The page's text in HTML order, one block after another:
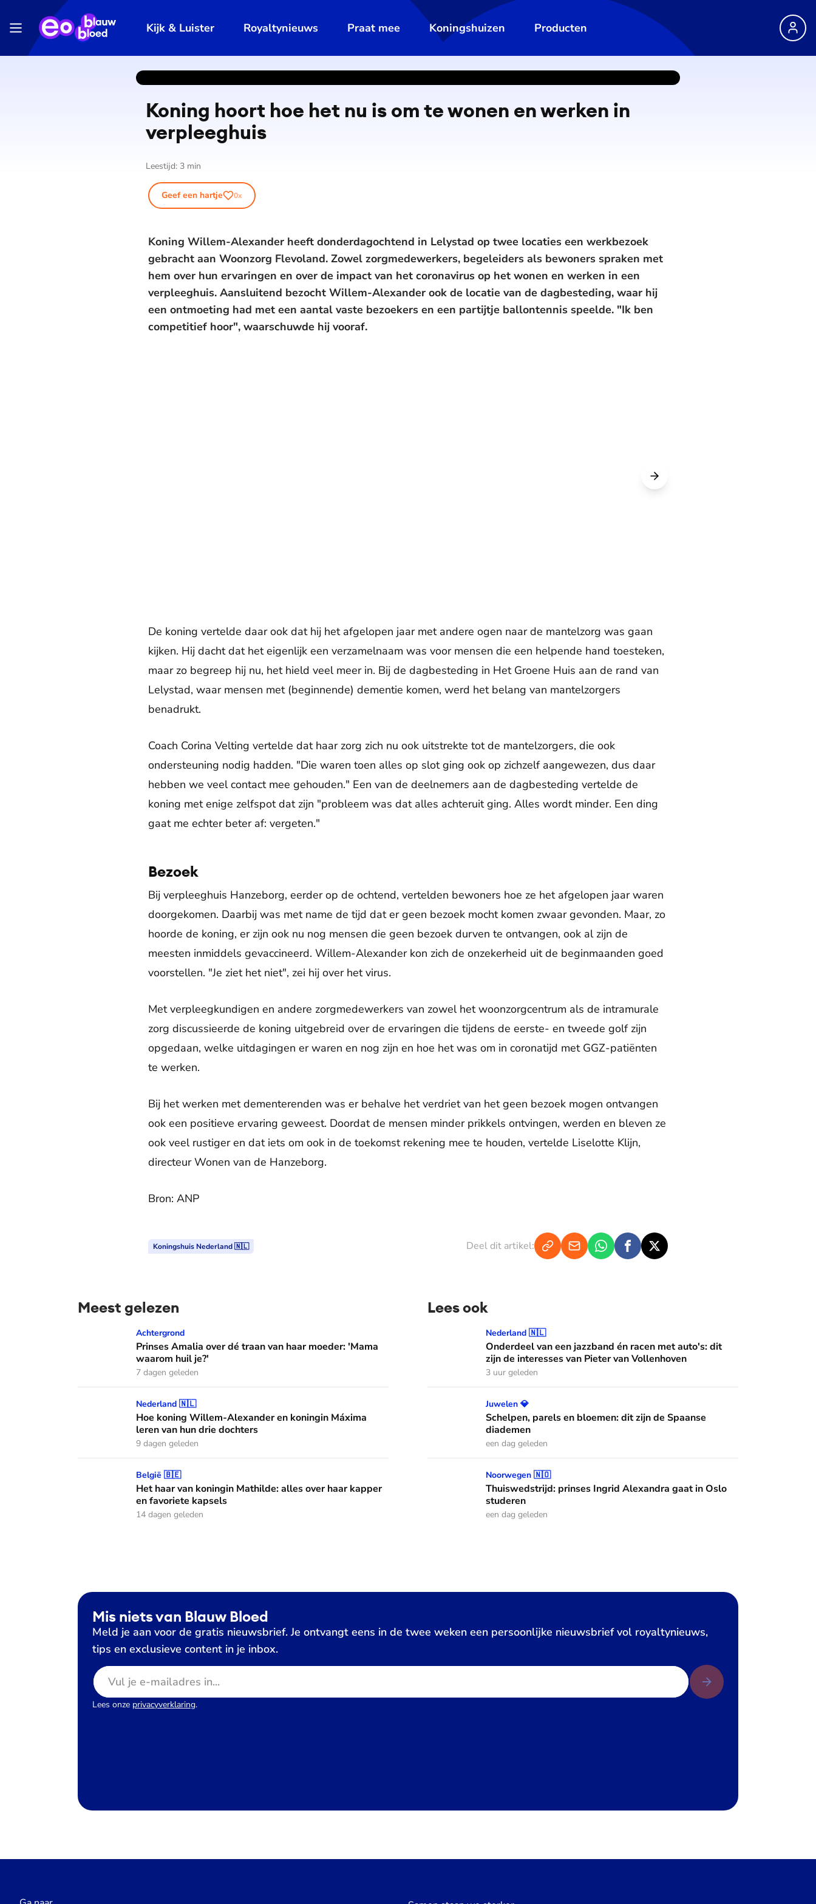
Kijk & Luister Royaltynieuws Praat mee Koningshuizen Producten
Koning hoort hoe het nu is om te wonen en werken in
verpleeghuis
Leestijd: 3 min
Geef een hartje 0x
Koning Willem-Alexander heeft donderdagochtend in Lelystad op twee locaties een werkbezoek
gebracht aan Woonzorg Flevoland. Zowel zorgmedewerkers, begeleiders als bewoners spraken met
hem over hun ervaringen en over de impact van het coronavirus op het wonen en werken in een
verpleeghuis. Aansluitend bezocht Willem-Alexander ook de locatie van de dagbesteding, waar hij
een ontmoeting had met een aantal vaste bezoekers en een partijtje ballontennis speelde. "Ik ben
competitief hoor", waarschuwde hij vooraf.
De koning vertelde daar ook dat hij het afgelopen jaar met andere ogen naar de mantelzorg was gaan
kijken. Hij dacht dat het eigenlijk een verzamelnaam was voor mensen die een helpende hand toesteken,
maar zo begreep hij nu, het hield veel meer in. Bij de dagbesteding in Het Groene Huis aan de rand van
Lelystad, waar mensen met (beginnende) dementie komen, werd het belang van mantelzorgers
benadrukt.
Coach Corina Velting vertelde dat haar zorg zich nu ook uitstrekte tot de mantelzorgers, die ook
ondersteuning nodig hadden. "Die waren toen alles op slot ging ook op zichzelf aangewezen, dus daar
hebben we veel contact mee gehouden." Een van de deelnemers aan de dagbesteding vertelde de
koning met enige zelfspot dat zijn "probleem was dat alles achteruit ging. Alles wordt minder. Een ding
gaat me echter beter af: vergeten."
Bezoek
Bij verpleeghuis Hanzeborg, eerder op de ochtend, vertelden bewoners hoe ze het afgelopen jaar waren
doorgekomen. Daarbij was met name de tijd dat er geen bezoek mocht komen zwaar gevonden. Maar, zo
hoorde de koning, er zijn ook nu nog mensen die geen bezoek durven te ontvangen, ook al zijn de
meesten inmiddels gevaccineerd. Willem-Alexander kon zich de onzekerheid uit de beginmaanden goed
voorstellen. "Je ziet het niet", zei hij over het virus.
Met verpleegkundigen en andere zorgmedewerkers van zowel het woonzorgcentrum als de intramurale
zorg discussieerde de koning uitgebreid over de ervaringen die tijdens de eerste- en tweede golf zijn
opgedaan, welke uitdagingen er waren en nog zijn en hoe het was om in coronatijd met GGZ-patiënten
te werken.
Bij het werken met dementerenden was er behalve het verdriet van het geen bezoek mogen ontvangen
ook een positieve ervaring geweest. Doordat de mensen minder prikkels ontvingen, werden en bleven ze
ook veel rustiger en dat iets om ook in de toekomst rekening mee te houden, vertelde Liselotte Klijn,
directeur Wonen van de Hanzeborg.
Bron: ANP
Koningshuis Nederland 🇳🇱 Deel dit artikel:
Meest gelezen
Prinses Amalia over dé traan van haar moeder: 'Mama waarom huil je?'
Achtergrond
Prinses Amalia over dé traan van haar moeder: 'Mama
waarom huil je?'
7 dagen geleden
Hoe koning Willem-Alexander en koningin Máxima leren van hun drie dochters
Nederland 🇳🇱
Hoe koning Willem-Alexander en koningin Máxima
leren van hun drie dochters
9 dagen geleden
Het haar van koningin Mathilde: alles over haar kapper en favoriete kapsels
België 🇧🇪
Het haar van koningin Mathilde: alles over haar kapper
en favoriete kapsels
14 dagen geleden
Lees ook
Onderdeel van een jazzband én racen met auto's: dit zijn de interesses van Pieter van
Nederland 🇳🇱
Onderdeel van een jazzband én racen met auto's: dit
zijn de interesses van Pieter van Vollenhoven
3 uur geleden
Schelpen, parels en bloemen: dit zijn de Spaanse diademen
Juwelen 💎
Schelpen, parels en bloemen: dit zijn de Spaanse
diademen
een dag geleden
Thuiswedstrijd: prinses Ingrid Alexandra gaat in Oslo studeren
Noorwegen 🇳🇴
Thuiswedstrijd: prinses Ingrid Alexandra gaat in Oslo
studeren
een dag geleden
Mis niets van Blauw Bloed
Meld je aan voor de gratis nieuwsbrief. Je ontvangt eens in de twee weken een persoonlijke nieuwsbrief vol royaltynieuws,
tips en exclusieve content in je inbox.
E-mailadres
Lees onze privacyverklaring.